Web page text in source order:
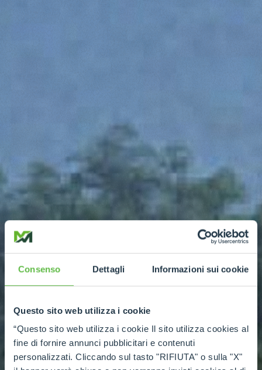
Consenso Dettagli Informazioni sui cookie
Questo sito web utilizza i cookie
“Questo sito web utilizza i cookie Il sito utilizza cookies al
fine di fornire annunci pubblicitari e contenuti
personalizzati. Cliccando sul tasto "RIFIUTA" o sulla "X"